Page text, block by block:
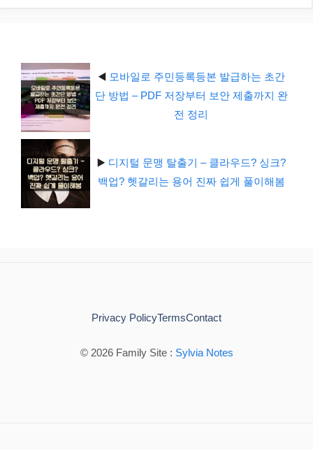
◀️ 모바일로 주민등록등본 발급하는 초간
단 방법 – PDF 저장부터 보안 제출까지 완
전 정리
▶️ 디지털 문맹 탈출기 – 클라우드? 싱크?
백업? 헷갈리는 용어 진짜 쉽게 풀이해봄
© 2026 Family Site : Sylvia Notes
Privacy PolicyTermsContact